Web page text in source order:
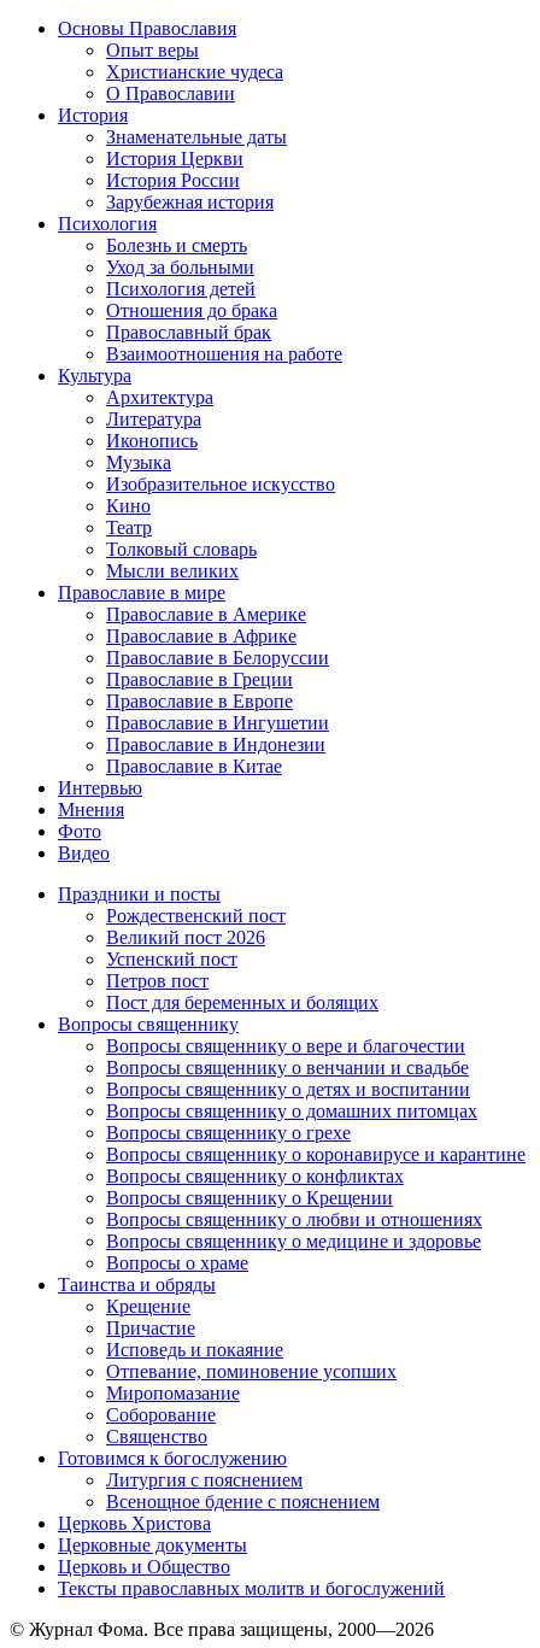
Основы Православия
Опыт веры
Христианские чудеса
О Православии
История
Знаменательные даты
История Церкви
История России
Зарубежная история
Психология
Болезнь и смерть
Уход за больными
Психология детей
Отношения до брака
Православный брак
Взаимоотношения на работе
Культура
Архитектура
Литература
Иконопись
Музыка
Изобразительное искусство
Кино
Театр
Толковый словарь
Мысли великих
Православие в мире
Православие в Америке
Православие в Африке
Православие в Белоруссии
Православие в Греции
Православие в Европе
Православие в Ингушетии
Православие в Индонезии
Православие в Китае
Интервью
Мнения
Фото
Видео
Праздники и посты
Рождественский пост
Великий пост 2026
Успенский пост
Петров пост
Пост для беременных и болящих
Вопросы священнику
Вопросы священнику о вере и благочестии
Вопросы священнику о венчании и свадьбе
Вопросы священнику о детях и воспитании
Вопросы священнику о домашних питомцах
Вопросы священнику о грехе
Вопросы священнику о коронавирусе и карантине
Вопросы священнику о конфликтах
Вопросы священнику о Крещении
Вопросы священнику о любви и отношениях
Вопросы священнику о медицине и здоровье
Вопросы о храме
Таинства и обряды
Крещение
Причастие
Исповедь и покаяние
Отпевание, поминовение усопших
Миропомазание
Соборование
Священство
Готовимся к богослужению
Литургия с пояснением
Всенощное бдение с пояснением
Церковь Христова
Церковные документы
Церковь и Общество
Тексты православных молитв и богослужений
© Журнал Фома. Все права защищены, 2000—2026